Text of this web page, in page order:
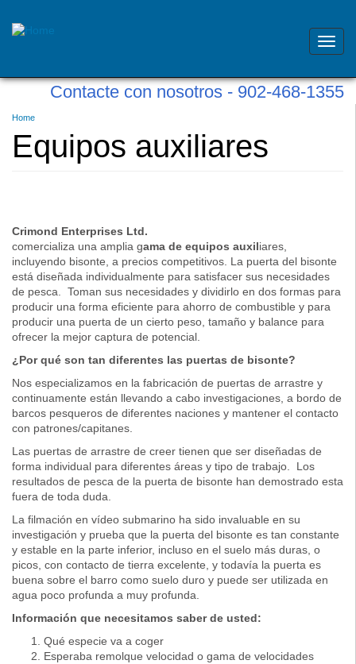
Skip
content
Contacte con nosotros - 902-468-1355
Usted
está
aquí
Home
Equipos auxiliares
Crimond Enterprises Ltd.
comercializa una amplia gama de equipos auxiliares,
incluyendo bisonte, a precios competitivos. La puerta del bisonte
está diseñada individualmente para satisfacer sus necesidades
de pesca. Toman sus necesidades y dividirlo en dos formas para
producir una forma eficiente para ahorro de combustible y para
producir una puerta de un cierto peso, tamaño y balance para
ofrecer la mejor captura de potencial.
¿Por qué son tan diferentes las puertas de bisonte?
Nos especializamos en la fabricación de puertas de arrastre y
continuamente están llevando a cabo investigaciones, a bordo de
barcos pesqueros de diferentes naciones y mantener el contacto
con patrones/capitanes.
Las puertas de arrastre de creer tienen que ser diseñadas de
forma individual para diferentes áreas y tipo de trabajo. Los
resultados de pesca de la puerta de bisonte han demostrado esta
fuera de toda duda.
La filmación en vídeo submarino ha sido invaluable en su
investigación y prueba que la puerta del bisonte es tan constante
y estable en la parte inferior, incluso en el suelo más duras, o
picos, con contacto de tierra excelente, y todavía la puerta es
buena sobre el barro como suelo duro y puede ser utilizada en
agua poco profunda a muy profunda.
Información que necesitamos saber de usted:
Qué especie va a coger
Esperaba remolque velocidad o gama de velocidades